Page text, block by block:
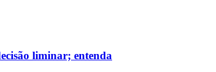
liminar; entenda